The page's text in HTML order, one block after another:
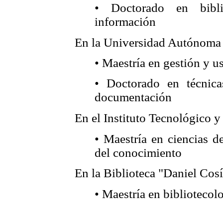
• Doctorado en
información
En la Universidad
• Maestría en gestión y
• Doctorado en
documentación
En el Instituto Tecnológico
• Maestría en ciencias
del conocimiento
En la Biblioteca "Daniel
• Maestría en